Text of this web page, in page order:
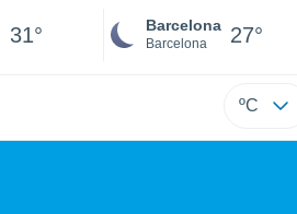
31° Barcelona
Barcelona 27°
ºC